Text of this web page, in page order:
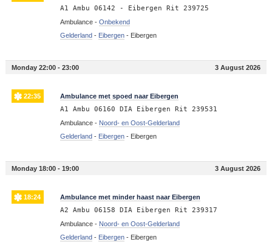
A1 Ambu 06142 - Eibergen Rit 239725
Ambulance - Onbekend
Gelderland - Eibergen- Eibergen
Monday 22:00 - 23:00 3 August 2026
22:35 Ambulance met spoed naar Eibergen
A1 Ambu 06160 DIA Eibergen Rit 239531
Ambulance - Noord- en Oost-Gelderland
Gelderland - Eibergen- Eibergen
Monday 18:00 - 19:00 3 August 2026
18:24 Ambulance met minder haast naar Eibergen
A2 Ambu 06158 DIA Eibergen Rit 239317
Ambulance - Noord- en Oost-Gelderland
Gelderland - Eibergen- Eibergen